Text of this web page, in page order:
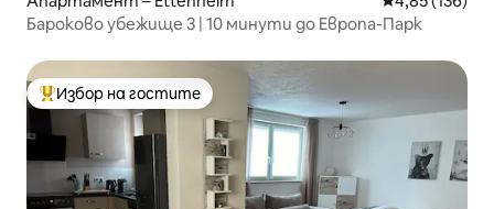
Бароково убежище 3 | 10 минути до Европа-Парк
Най-популярен избор на гостите
Избор на гостите